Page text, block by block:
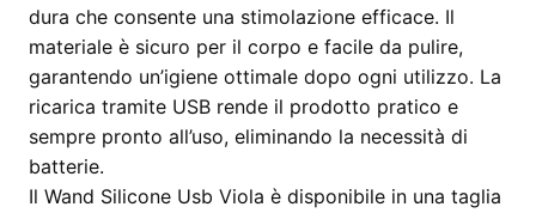
dura che consente una stimolazione efficace. Il
materiale è sicuro per il corpo e facile da pulire,
garantendo un’igiene ottimale dopo ogni utilizzo. La
ricarica tramite USB rende il prodotto pratico e
sempre pronto all’uso, eliminando la necessità di
batterie.
Il Wand Silicone Usb Viola è disponibile in una taglia